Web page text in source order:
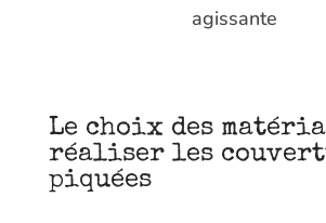
agissante
Le choix des
réaliser les
piquées